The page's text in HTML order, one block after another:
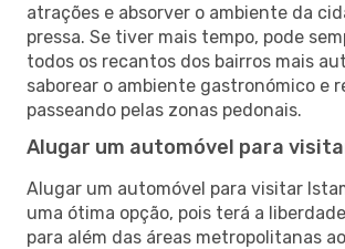
atrações e absorver o ambiente da
pressa. Se tiver mais tempo, pode
todos os recantos dos bairros mais
saborear o ambiente gastronómico e
passeando pelas zonas pedonais.
Alugar um automóvel para
Alugar um automóvel para visitar
uma ótima opção, pois terá a
para além das áreas metropolitanas